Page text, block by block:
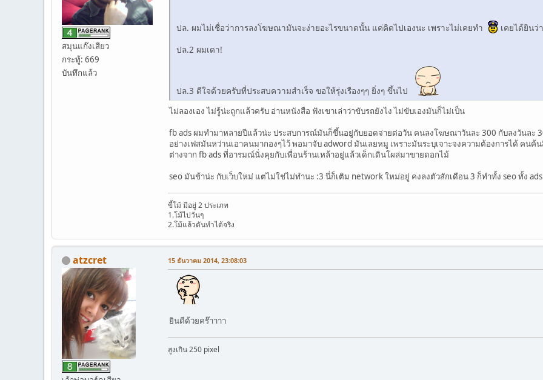
สมุนแก๊งเสียว
กระทู้: 669
บันทึกแล้ว
ปล. ผมไม่เชื่อว่าการลงโฆษณามันจะง่ายอะไรขนาดนั้น แค่คิดไปเองนะ เพราะไม่เคยทำ
เคยได้ยินว่
ปล.2 ผมเดา!
ปล.3 ดีใจด้วยครับที่ประสบความสำเร็จ ขอให้รุ่งเรืองๆๆ ยิ่งๆ ขึ้นไป
ไม่ลองเอง ไม่รู้น่ะถูกแล้วครับ อ่านหนังสือ ฟังเขาเล่าว่าขับรถยังไง ไม่ขับเองมันก็ไม่เป็น
fb ads ผมทำมาหลายปีแล้วน่ะ ประสบการณ์มันก็ขึ้นอยู่กับยอดจ่ายต่อวัน คนลงโฆษณาวันละ 300 กับลงวันละ
อย่างเฟสมันหว่านเอาคนมากองๆไว้ พอมาจับ adword มันเลยหมู เพราะมันระบุเจาะจงความต้องการได้ คน
ต่างจาก fb ads ที่อารมณ์นั่งคุยกับเพื่อนร้านเหล้าอยู่แล้วเด็กเดินโผล่มาขายดอกไม้
seo มันช้าน่ะ กับเว็บใหม่ แต่ไม่ใช่ไม่ทำนะ :3 นี่ก็เติม network ใหม่อยู่ คงลงตัวสักเดือน 3 ก็ทำทั้ง seo ทั้ง
ขี้โม้ มีอยู่ 2 ประเภท
1.โม้ไปวันๆ
2.โม้แล้วดันทำได้จริง
atzcret 15 ธันวาคม 2014, 23:08:03
ยินดีด้วยคร๊าาาา
สูงเกิน 250 pixel